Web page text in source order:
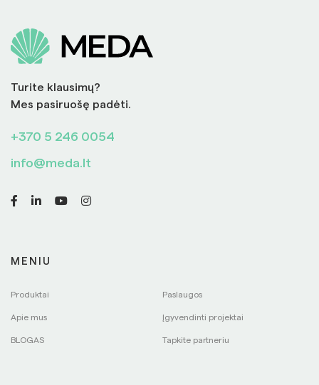
Turite klausimų?
Mes pasiruošę padėti.
+370 5 246 0054
info@meda.lt
MENIU
Produktai Paslaugos
Apie mus Įgyvendinti projektai
BLOGAS Tapkite partneriu